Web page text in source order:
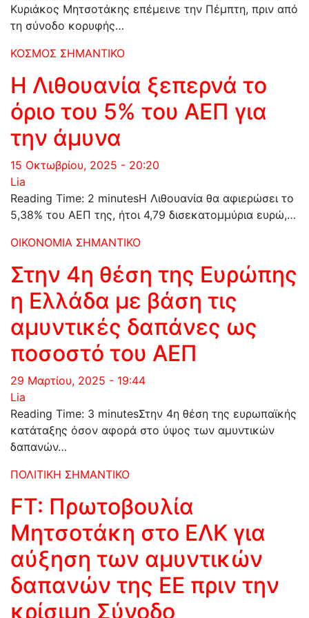
Κυριάκος Μητσοτάκης επέμεινε την Πέμπτη, πριν από
τη σύνοδο κορυφής…
ΚΟΣΜΟΣ ΣΗΜΑΝΤΙΚΟ
Η Λιθουανία ξεπερνά το
όριο του 5% του ΑΕΠ για
την άμυνα
15 Οκτωβρίου, 2025 - 20:20
Lia
Reading Time: 2 minutesΗ Λιθουανία θα αφιερώσει το
5,38% του ΑΕΠ της, ήτοι 4,79 δισεκατομμύρια ευρώ,…
ΟΙΚΟΝΟΜΙΑ ΣΗΜΑΝΤΙΚΟ
Στην 4η θέση της Ευρώπης
η Ελλάδα με βάση τις
αμυντικές δαπάνες ως
ποσοστό του ΑΕΠ
29 Μαρτίου, 2025 - 19:44
Lia
Reading Time: 3 minutesΣτην 4η θέση της ευρωπαϊκής
κατάταξης όσον αφορά στο ύψος των αμυντικών
δαπανών…
ΠΟΛΙΤΙΚΗ ΣΗΜΑΝΤΙΚΟ
FT: Πρωτοβουλία
Μητσοτάκη στο ΕΛΚ για
αύξηση των αμυντικών
δαπανών της ΕΕ πριν την
κρίσιμη Σύνοδο